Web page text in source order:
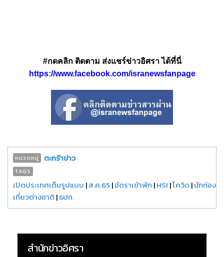
#กดคลิก ติดตาม ส่งแชร์ข่าวอิศรา ได้ที่นี่
https://www.facebook.com/isranewsfanpage
หมวดหมู่ ตะกร้าข่าว
TAGS
เปิดประเทศเต็มรูปแบบ |ส.ค.65 |อัตราเข้าพัก |HSI |โควิด |นักท่อง
เที่ยวต่างชาติ |ธปท.
สำนักข่าวอิศรา